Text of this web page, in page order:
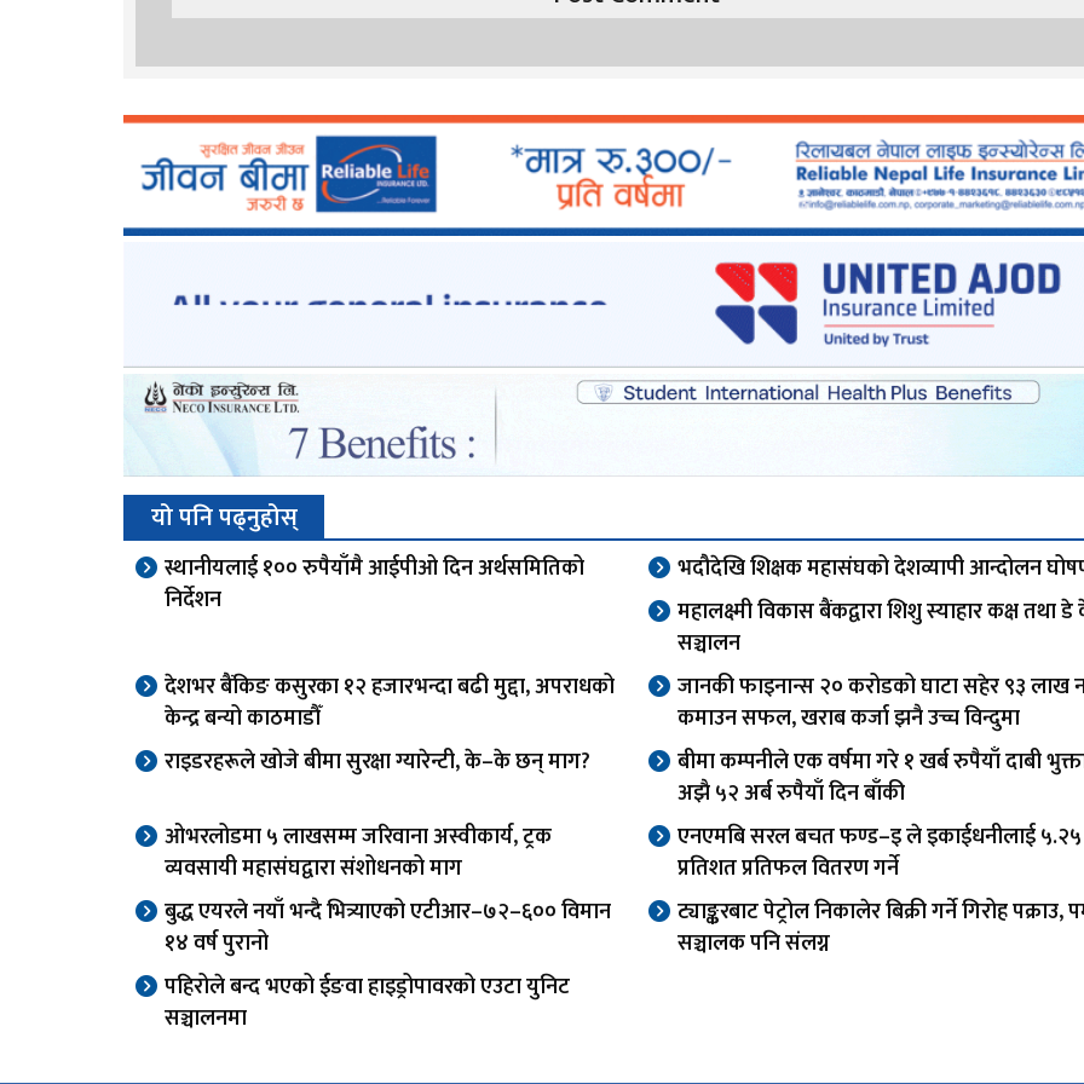
यो पनि पढ्नुहोस्
स्थानीयलाई १०० रुपैयाँमै आईपीओ दिन अर्थसमितिको
निर्देशन
भदौदेखि शिक्षक महासंघको देशव्यापी आन्दोलन
महालक्ष्मी विकास बैंकद्वारा शिशु स्याहार कक्ष तथा
सञ्चालन
देशभर बैंकिङ कसुरका १२ हजारभन्दा बढी मुद्दा, अपराधको
केन्द्र बन्यो काठमाडौँ
जानकी फाइनान्स २० करोडको घाटा सहेर ९३ लाख
कमाउन सफल, खराब कर्जा झनै उच्च विन्दुमा
राइडरहरूले खोजे बीमा सुरक्षा ग्यारेन्टी, के–के छन् माग?
बीमा कम्पनीले एक वर्षमा गरे १ खर्ब रुपैयाँ दाबी
अझै ५२ अर्ब रुपैयाँ दिन बाँकी
ओभरलोडमा ५ लाखसम्म जरिवाना अस्वीकार्य, ट्रक
व्यवसायी महासंघद्वारा संशोधनको माग
एनएमबि सरल बचत फण्ड–इ ले इकाईधनीलाई ५.२५
प्रतिशत प्रतिफल वितरण गर्ने
बुद्ध एयरले नयाँ भन्दै भित्र्याएको एटीआर–७२–६०० विमान
१४ वर्ष पुरानो
ट्याङ्करबाट पेट्रोल निकालेर बिक्री गर्ने गिरोह पक्राउ,
सञ्चालक पनि संलग्न
पहिरोले बन्द भएको ईङवा हाइड्रोपावरको एउटा युनिट
सञ्चालनमा